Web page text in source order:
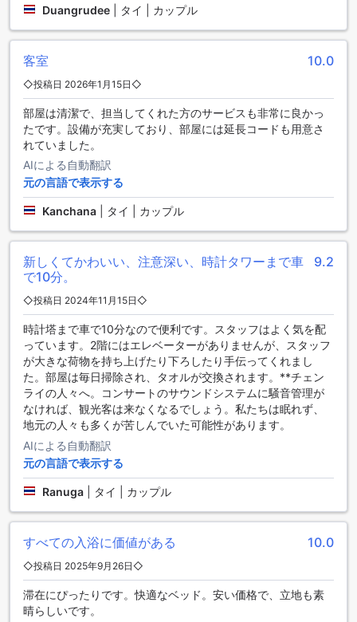
するために、多彩な交通施設をご用意しています。ツアーの
手配も可能で、地元の魅力を存分に楽しむためのサポートを
提供しています。また、無料の駐車場を完備しており、車で
のアクセスも安心です。必要に応じて車のレンタルサービス
もご利用いただけるため、自由に周辺の観光スポットを巡る
ことができます。これらの充実した交通設備により、便利で
ストレスフリーな滞在をお楽しみください。
The Viera Chiangraiの客室設備
The Viera Chiangraiでは、快適な滞在を提供するために、充
実した客室設備を整えています。各客室には最新のテレビが
備え付けられており、リラックスしたひとときをお楽しみい
ださい。
また、バルコニーやテラスが付いている客室では、チェンラ
イの美しい景色を眺めながら、ゆったりとした時間を過ごす
れているため、いつでもお飲み物を楽しむことができ、快適
な滞在をサポートします。さらに、アメニティとして用意さ
れたトイレタリーやタオルも、心地よい滞在を演出します。
ザ・ヴィエラ・チェンライの客室オファリング
ザ・ヴィエラ・チェンライでは、快適さとスタイルを兼ね備
えた魅力的な客室をご用意しています。スタンダードクイー
ンルームは、21平方メートルの広さを誇り、心地よいクイー
ンベッドが一つ配置されています。このお部屋は、ビジネス
や観光での滞在に最適で、リラックスしたひとときを提供し
ます。一方、スタンダードツインルームも同じく21平方メー
トルの広さで、2つのシングルベッドが備えられています。友
人や家族との旅行にぴったりのこのお部屋は、快適な睡眠を
約束します。
アゴダを通じてこれらの客室を予約することで、最良の価格
での宿泊が可能となります。簡単でストレスのない予約体験
を提供するアゴダなら、手間をかけずに理想の滞在を実現で
きます。ザ・ヴィエラ・チェンライでの素敵なひとときを、
Duangrudee タイ | カップル
客室 10.0
◇投稿日 2026年1月15日◇
部屋は清潔で、担当してくれた方のサービスも非常に良かっ
たです。設備が充実しており、部屋には延長コードも用意さ
れていました。
AIによる自動翻訳
元の言語で表示する
Kanchana タイ | カップル
新しくてかわいい、注意深い、時計タワーまで車
で10分。
9.2
◇投稿日 2024年11月15日◇
時計塔まで車で10分なので便利です。スタッフはよく気を配
っています。2階にはエレベーターがありませんが、スタッフ
が大きな荷物を持ち上げたり下ろしたり手伝ってくれまし
た。部屋は毎日掃除され、タオルが交換されます。**チェン
ライの人々へ。コンサートのサウンドシステムに騒音管理が
なければ、観光客は来なくなるでしょう。私たちは眠れず、
地元の人々も多くが苦しんでいた可能性があります。
AIによる自動翻訳
元の言語で表示する
Ranuga タイ | カップル
すべての入浴に価値がある 10.0
◇投稿日 2025年9月26日◇
滞在にぴったりです。快適なベッド。安い価格で、立地も素
晴らしいです。